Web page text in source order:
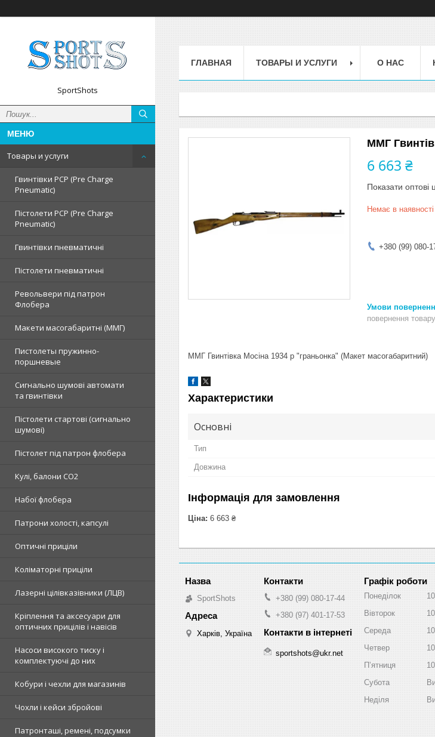
SportShots
Товары и услуги
Гвинтівки PCP (Pre Charge
Pneumatic)
Пістолети PCP (Pre Charge
Pneumatic)
Гвинтівки пневматичні
Пістолети пневматичні
Револьвери під патрон
Флобера
Макети масогабаритні (ММГ)
Пистолеты пружинно-
поршневые
Сигнально шумові автомати
та гвинтівки
Пістолети стартові (сигнально
шумові)
Пістолет під патрон флобера
Кулі, балони СО2
Набої флобера
Патрони холості, капсулі
Оптичні приціли
Коліматорні приціли
Лазерні цілівказівники (ЛЦВ)
Кріплення та аксесуари для
оптичних прицілів і навісів
Насоси високого тиску і
комплектуючі до них
Кобури і чехли для магазинів
Чохли і кейси збройові
Патронташі, ремені, подсумки
ГЛАВНАЯ ТОВАРЫ И УСЛУГИ О НАС
ММГ
6 663 ₴
Показати оптові
Немає в наявності
+380 (99) 080-
повернення
ММГ Гвинтівка Мосіна 1934 р "граньонка" (Макет масогабаритний)
Характеристики
Основні
Тип
Довжина
Інформація для замовлення
Ціна: 6 663 ₴
SportShots
Харків, Україна
+380 (99) 080-17-44
+380 (97) 401-17-53
sportshots@ukr.net
Графік роботи
Понеділок
Вівторок
Середа
Четвер
Пʼятниця
Субота
Неділя